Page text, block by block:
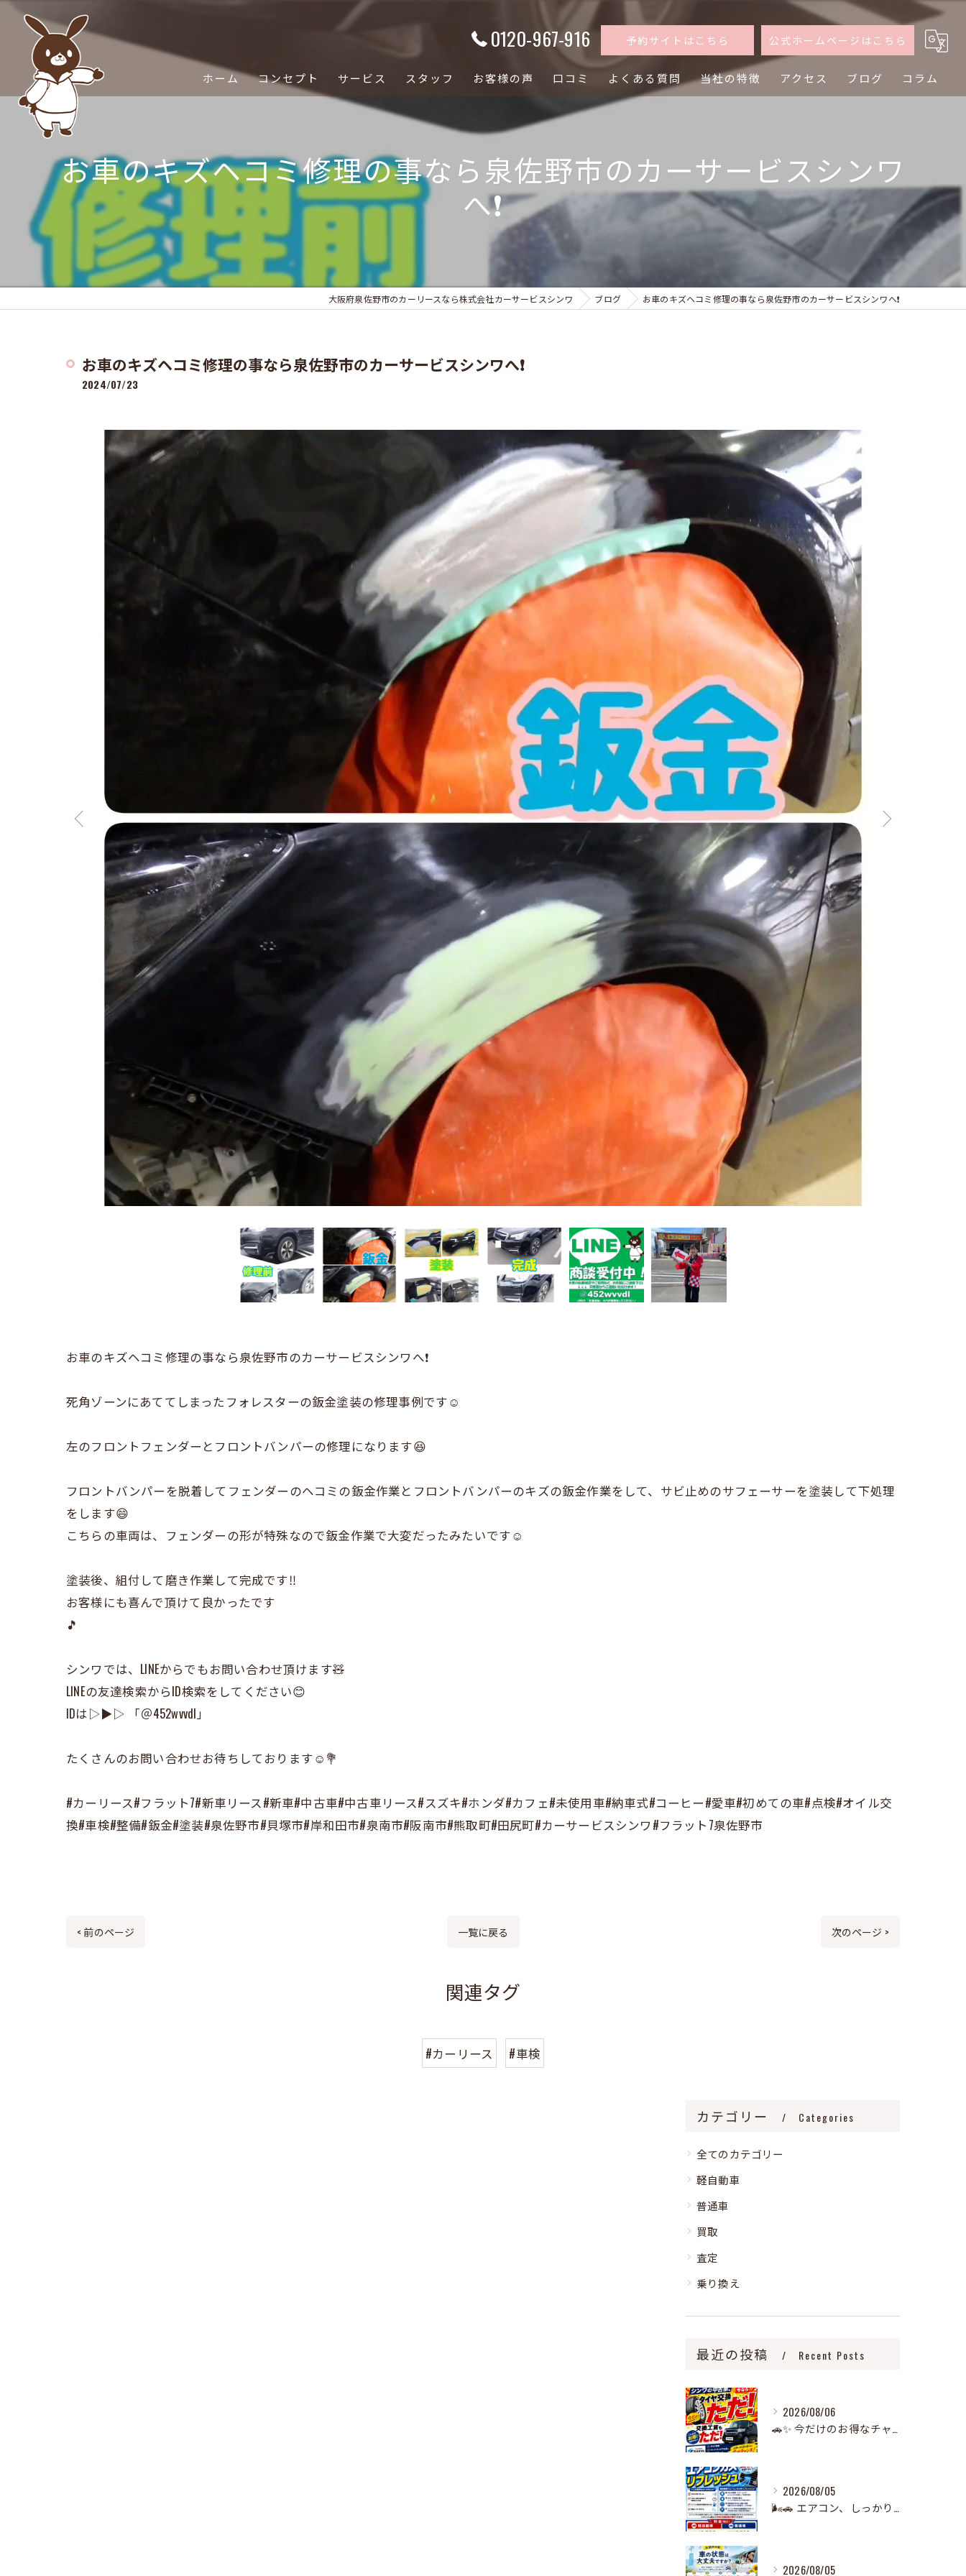
0120-967-916 予約サイトはこちら 公式ホームページはこちら
ホーム コンセプト サービス スタッフ お客様の声 口コミ よくある質問 当社の特徴
普通車
買取
アクセス ブログ コラム
お車のキズヘコミ修理の事なら泉佐野市のカーサービスシンワ
へ❗
大阪府泉佐野市のカーリースなら株式会社カーサービスシンワ ブログ お車のキズヘコミ修理の事なら泉佐野市のカーサービスシンワへ❗
お車のキズヘコミ修理の事なら泉佐野市のカーサービスシンワへ❗
2024/07/23
お車のキズヘコミ修理の事なら泉佐野市のカーサービスシンワへ❗
死角ゾーンにあててしまったフォレスターの鈑金塗装の修理事例です☺
左のフロントフェンダーとフロントバンパーの修理になります😆
フロントバンパーを脱着してフェンダーのヘコミの鈑金作業とフロントバンパーのキズの鈑金作業をして、サビ止めのサフェーサーを塗装して下処理
をします😄
こちらの車両は、フェンダーの形が特殊なので鈑金作業で大変だったみたいです☺
塗装後、組付して磨き作業して完成です‼️
お客様にも喜んで頂けて良かったです
🎵
シンワでは、LINEからでもお問い合わせ頂けます🧸
LINEの友達検索からID検索をしてください😊
IDは▷▶▷ 「＠452wvvdl」
たくさんのお問い合わせお待ちしております☺️💐
#カーリース#フラット7#新車リース#新車#中古車#中古車リース#スズキ#ホンダ#カフェ#未使用車#納車式#コーヒー#愛車#初めての車#点検#オイル交
換#車検#整備#鈑金#塗装#泉佐野市#貝塚市#岸和田市#泉南市#阪南市#熊取町#田尻町#カーサービスシンワ#フラット7泉佐野市
< 前のページ 一覧に戻る 次のページ >
関連タグ
#カーリース #車検
カテゴリー Categories
全てのカテゴリー
軽自動車
普通車
買取
査定
乗り換え
最近の投稿 Recent Posts
2026/08/06
🚗✨ 今だけのお得なチャンス！ ✨🚗
2026/08/05
🌬️🚗 エアコン、しっかり冷えていますか？ 🧊
2026/08/05